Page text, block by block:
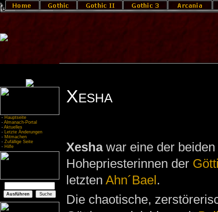
- Hauptseite
- Almanach-Portal
- Aktuelles
- Letzte Änderungen
- Mitmachen
- Zufällige Seite
- Hilfe
Xesha
Xeshawar eine der beiden
Hohepriesterinnen der
letzten Ahn´Bael.
Die chaotische,